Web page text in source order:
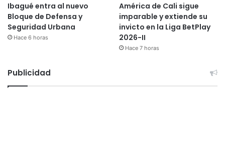
Ibagué entra al nuevo
Bloque de Defensa y
Seguridad Urbana
Hace 6 horas
América de Cali sigue
imparable y extiende su
invicto en la Liga BetPlay
2026-II
Hace 7 horas
Publicidad